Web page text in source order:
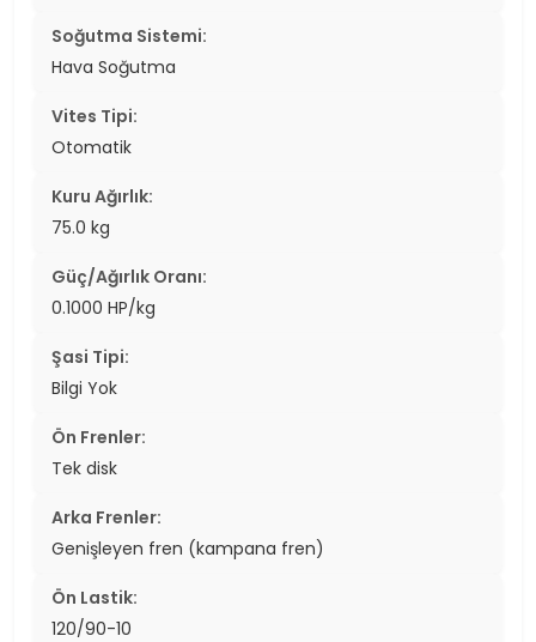
Soğutma Sistemi:
Hava Soğutma
Vites Tipi:
Otomatik
Kuru Ağırlık:
75.0 kg
Güç/Ağırlık Oranı:
0.1000 HP/kg
Şasi Tipi:
Bilgi Yok
Ön Frenler:
Tek disk
Arka Frenler:
Genişleyen fren (kampana fren)
Ön Lastik:
120/90-10